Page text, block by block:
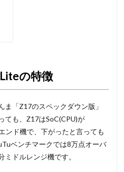
の特徴
「Z17のスペックダウン版」
ても、Z17はSoC(CPU)が
ンド機で、下がったと言っても
ベンチマークでは8万点オーバ
ドルレンジ機です。